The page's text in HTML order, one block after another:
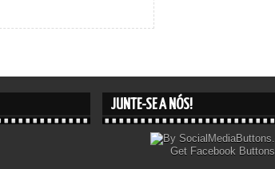
JUNTE-SE A NÓS!
Get Facebook Buttons